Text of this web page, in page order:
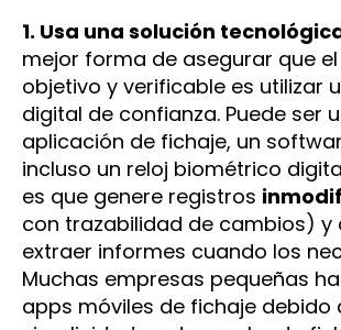
1. Usa una solución
mejor forma de asegurar que
objetivo y verificable es utilizar
digital de confianza. Puede ser
aplicación de fichaje, un
incluso un reloj biométrico
es que genere registros
con trazabilidad de cambios) y
extraer informes cuando los
Muchas empresas pequeñas
apps móviles de fichaje debido